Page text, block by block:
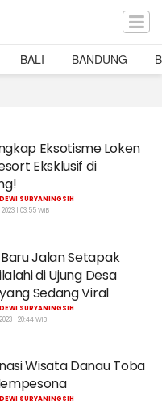
BALI BANDUNG
Eksotisme Loken
Eksklusif di
SURYANINGSIH
2023 | 03:55 WIB
Jalan Setapak
di Ujung Desa
Sedang Viral
SURYANINGSIH
| 20:44 WIB
Wisata Danau Toba
SURYANINGSIH